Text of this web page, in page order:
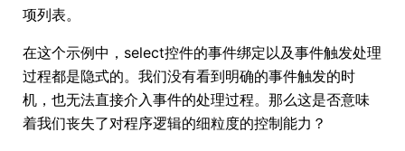
项列表。
在这个示例中，select控件的事件绑定以及事件触发处理
过程都是隐式的。我们没有看到明确的事件触发的时
机，也无法直接介入事件的处理过程。那么这是否意味
着我们丧失了对程序逻辑的细粒度的控制能力？